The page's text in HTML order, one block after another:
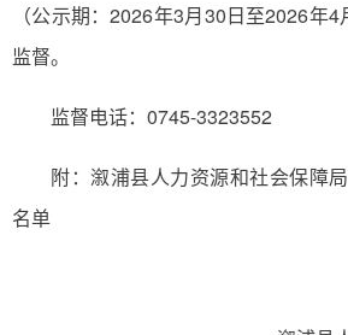
（公示期：2026年3月30日至2026年
监督。
监督电话：0745-3323552
附：溆浦县人力资源和社会保障
名单